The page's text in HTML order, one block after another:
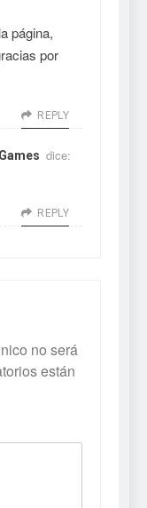
página,
por
REPLY
dice:
REPLY
no será
están